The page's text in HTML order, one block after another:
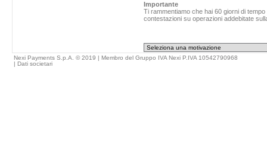
Importante
Ti rammentiamo che hai 60 giorni di
contestazioni su operazioni addebitate
Nexi Payments S.p.A. © 2019 | Membro del Gruppo IVA Nexi P.IVA 10542790968
| Dati societari